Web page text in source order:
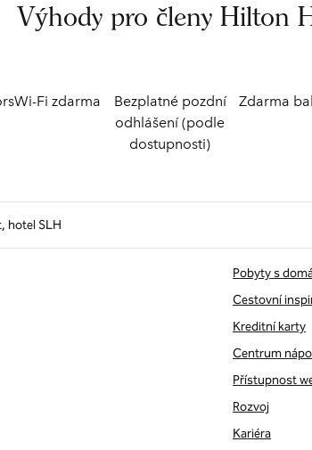
Výhody pro členy Hilton
Wi-Fi zdarma
Bezplatné pozdní
odhlášení (podle
dostupnosti)
Zdarma
hotel SLH
Pobyty s
Cestovní
Kreditní karty
Centrum
Přístupnost
Rozvoj
Kariéra